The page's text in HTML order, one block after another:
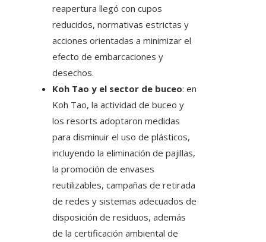
reapertura llegó con cupos
reducidos, normativas estrictas y
acciones orientadas a minimizar el
efecto de embarcaciones y
desechos.
Koh Tao y el sector de buceo: en
Koh Tao, la actividad de buceo y
los resorts adoptaron medidas
para disminuir el uso de plásticos,
incluyendo la eliminación de pajillas,
la promoción de envases
reutilizables, campañas de retirada
de redes y sistemas adecuados de
disposición de residuos, además
de la certificación ambiental de